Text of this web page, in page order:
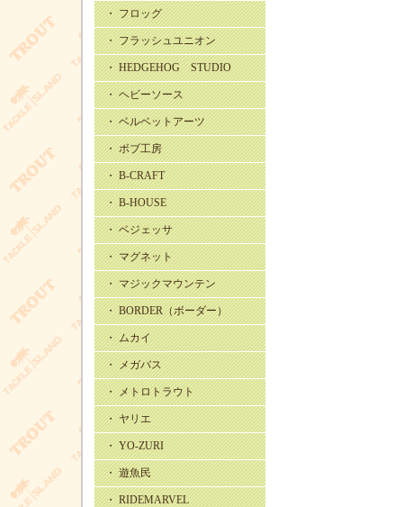
・ フロッグ
・ フラッシュユニオン
・ HEDGEHOG STUDIO
・ ヘビーソース
・ ベルベットアーツ
・ ボブ工房
・ B-CRAFT
・ B-HOUSE
・ ベジェッサ
・ マグネット
・ マジックマウンテン
・ BORDER（ボーダー）
・ ムカイ
・ メガバス
・ メトロトラウト
・ ヤリエ
・ YO-ZURI
・ 遊魚民
・ RIDEMARVEL